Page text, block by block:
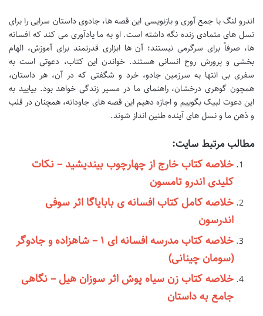
اندرو لنگ با جمع آوری و بازنویسی این قصه ها، جادوی داستان سرایی را برای
نسل های متمادی زنده نگه داشته است. او به ما یادآوری می کند که افسانه
ها، صرفاً برای سرگرمی نیستند؛ آن ها ابزاری قدرتمند برای آموزش، الهام
بخشی و پرورش روح انسانی هستند. خواندن این کتاب، دعوتی است به
سفری بی انتها به سرزمین جادو، خرد و شگفتی که در آن، هر داستان،
همچون گوهری درخشان، راهنمای ما در مسیر زندگی خواهد بود. بیایید به
این دعوت لبیک بگوییم و اجازه دهیم این قصه های جاودانه، همچنان در قلب
و ذهن ما و نسل های آینده طنین انداز شوند.
مطالب مرتبط سایت:
خلاصه کتاب خارج از چهارچوب بیندیشید – نکات
کلیدی اندرو تامسون
خلاصه کامل کتاب افسانه ی بابایاگا اثر سوفی
اندرسون
خلاصه کتاب مدرسه افسانه ای ۱ – شاهزاده و جادوگر
(سومان چینانی)
خلاصه کتاب زن سیاه پوش اثر سوزان هیل – نگاهی
جامع به داستان